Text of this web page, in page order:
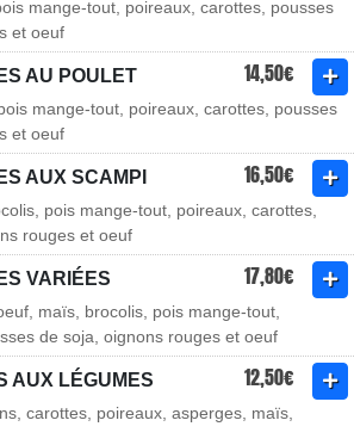
mange-tout, poireaux, carottes, pousses
et oeuf
AU POULET 14,50€
mange-tout, poireaux, carottes, pousses
et oeuf
AUX SCAMPI 16,50€
pois mange-tout, poireaux, carottes,
rouges et oeuf
VARIÉES 17,80€
maïs, brocolis, pois mange-tout,
de soja, oignons rouges et oeuf
AUX LÉGUMES 12,50€
carottes, poireaux, asperges, maïs,